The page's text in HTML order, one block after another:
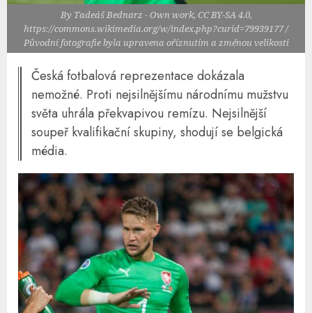
By Tadeáš Bednarz - Own work, CC BY-SA 4.0,
https://commons.wikimedia.org/w/index.php?curid=79939177 /
Původní fotografie byla upravena oříznutím a změnou velikosti
Česká fotbalová reprezentace dokázala
nemožné. Proti nejsilnějšímu národnímu mužstvu
světa uhrála překvapivou remízu. Nejsilnější
soupeř kvalifikační skupiny, shodují se belgická
média.